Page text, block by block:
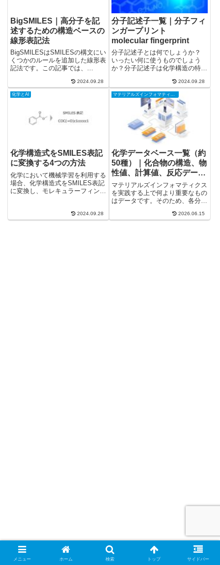
BigSMILES｜高分子を記
述するための構造ベースの
線形表記法
BigSMILESはSMILESの構文にい
くつかのルールを追加した線形表
記法です。この記事では、
します。BigSMILESは、メモリ
のコンパクトさ、コンピューター
による取り扱いやすさ、幅広い適
2024.09.28
分子記述子一覧｜分子フィ
ンガープリント
molecular fingerprint
分子記述子とは何でしょうか？
いったい何に使うものでしょう
か？分子記述子は化学構造の特徴
化合物の類似性を比較する場合
や、マテリアルズインフォマティ
クスで化合物の物性予測をする場
合などに使用します。化合物の特
2024.09.28
化学とAI
化学構造式をSMILES表記
に変換する4つの方法
化学において機械学習を利用する
場合、化学構造式をSMILES表記
に変換し、モレキュラーフィンガ
の化学品管理で化合物を登録する
際に、化合物名やCAS番号とと
2024.09.28
化学データベース一覧（約
50種）｜化合物の構造、物
性値、計算値、反応データ
ベース
マテリアルズインフォマティクス
を実践する上で何より重要なもの
はデータです。そのため、各分野
ります。この記事では、代表的な
2026.06.15
メニュー ホーム 検索 トップ サイドバー